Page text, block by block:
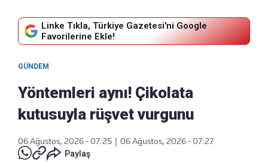
Linke Tıkla, Türkiye Gazetesi'ni Google
Favorilerine Ekle!
GÜNDEM
Yöntemleri aynı! Çikolata
kutusuyla rüşvet vurgunu
06 Ağustos, 2026 - 07:25
06 Ağustos, 2026 - 07:27
Paylaş